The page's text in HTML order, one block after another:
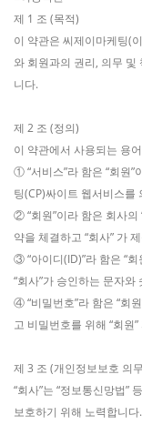
제 1 조 (목적)
이 약관은 씨제이마케팅(
와 회원과의 권리, 의무
니다.
제 2 조 (정의)
이 약관에서 사용되는 용
① “서비스”라 함은 “회원”
팅(CP)싸이트 웹서비스를
② “회원”이라 함은 회사의
약을 체결하고 “회사” 가
③ “아이디(ID)”라 함은 “회
“회사”가 승인하는 문자
④ “비밀번호”라 함은 “회
고 비밀번호를 위해 “회원
제 3 조 (개인정보보호 의
“회사”는 “정보통신망법”
보호하기 위해 노력합니